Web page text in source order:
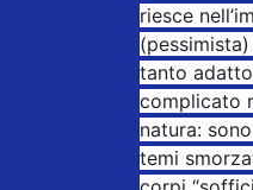
riesce
tanto
complicato
natura:
temi